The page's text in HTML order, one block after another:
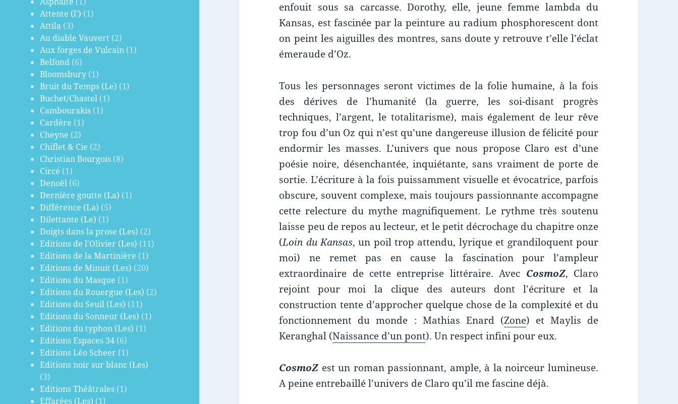
Attente (l') (1)
Attila (3)
Au diable Vauvert (2)
Aux forges de Vulcain (1)
Belfond (6)
Bloomsbury (1)
Bruit du Temps (Le) (1)
Buchet/Chastel (1)
Cambourakis (1)
Cardère (1)
Cheyne (2)
Chiflet & Cie (2)
Christian Bourgois (8)
Circé (1)
Denoël (6)
Dernière goutte (La) (1)
Différence (La) (5)
Dilettante (Le) (1)
Doigts dans la prose (Les) (2)
Editions de l'Olivier (Les) (11)
Editions de la Martinière (1)
Editions de Minuit (Les) (20)
Editions du Masque (1)
Editions du Rouergue (Les) (2)
Editions du Seuil (Les) (11)
Editions du Sonneur (Les) (1)
Editions du typhon (Les) (1)
Editions Espaces 34 (6)
Editions Léo Scheer (1)
Editions noir sur blanc (Les)
(3)
Editions Théâtrales (1)
Effarées (Les) (1)
enfouit sous sa carcasse. Dorothy, elle, jeune femme lambda du
Kansas, est fascinée par la peinture au radium phosphorescent dont
on peint les aiguilles des montres, sans doute y retrouve t’elle l’éclat
émeraude d’Oz.
Tous les personnages seront victimes de la folie humaine, à la fois
des dérives de l’humanité (la guerre, les soi-disant progrès
techniques, l’argent, le totalitarisme), mais également de leur rêve
trop fou d’un Oz qui n’est qu’une dangereuse illusion de félicité pour
endormir les masses. L’univers que nous propose Claro est d’une
poésie noire, désenchantée, inquiétante, sans vraiment de porte de
sortie. L’écriture à la fois puissamment visuelle et évocatrice, parfois
obscure, souvent complexe, mais toujours passionnante accompagne
cette relecture du mythe magnifiquement. Le rythme très soutenu
laisse peu de repos au lecteur, et le petit décrochage du chapitre onze
(Loin du Kansas, un poil trop attendu, lyrique et grandiloquent pour
moi) ne remet pas en cause la fascination pour l’ampleur
extraordinaire de cette entreprise littéraire. Avec CosmoZ, Claro
rejoint pour moi la clique des auteurs dont l’écriture et la
construction tente d’approcher quelque chose de la complexité et du
fonctionnement du monde : Mathias Enard (Zone) et Maylis de
Keranghal (Naissance d’un pont). Un respect infini pour eux.
CosmoZest un roman passionnant, ample, à la noirceur lumineuse.
A peine entrebaillé l’univers de Claro qu’il me fascine déjà.